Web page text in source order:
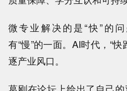
微专业解决的是“快”的
有“慢”的一面。AI时代，“
逐产业风口。